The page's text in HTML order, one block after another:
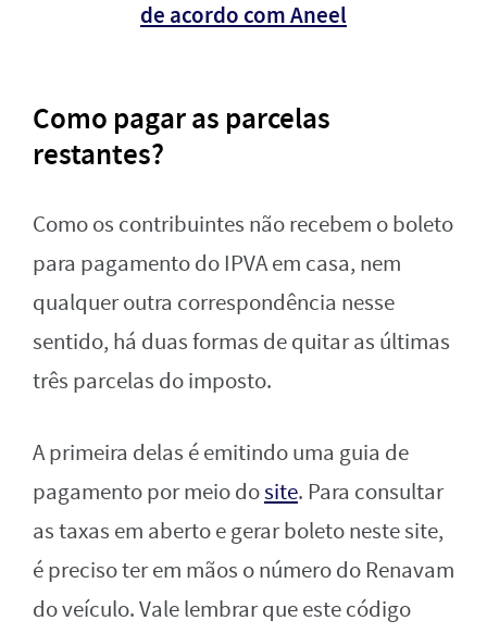
de acordo com Aneel
Como pagar as parcelas
restantes?
Como os contribuintes não recebem o boleto
para pagamento do IPVA em casa, nem
qualquer outra correspondência nesse
sentido, há duas formas de quitar as últimas
três parcelas do imposto.
A primeira delas é emitindo uma guia de
pagamento por meio dosite. Para consultar
as taxas em aberto e gerar boleto neste site,
é preciso ter em mãos o número do Renavam
do veículo. Vale lembrar que este código